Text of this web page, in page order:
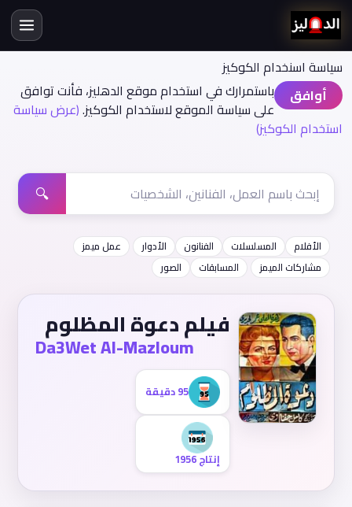
سياسة اسنخدام الكوكيز
أوافق
باستمرارك في استخدام موقع الدهليز، فأنت توافق
على سياسة الموقع لاستخدام الكوكيز.(عرض سياسة
استخدام الكوكيز)
🔍
الأفلام المسلسلات الفنانون الأدوار
عمل ميمز
مشاركات الميمز
المسابقات الصور
فيلم دعوة المظلوم
Da3Wet Al-Mazloum
95 دقيقة
إنتاج 1956